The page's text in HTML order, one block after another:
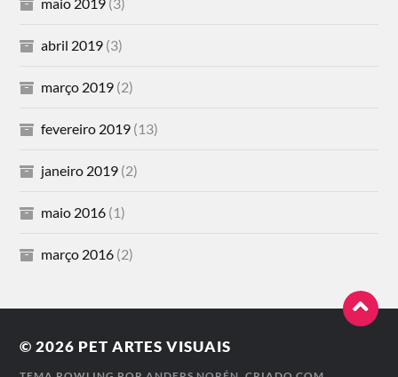
abril 2019 (3)
março 2019 (2)
fevereiro 2019 (13)
janeiro 2019 (2)
maio 2016 (1)
março 2016 (2)
© 2026 PET ARTES VISUAIS